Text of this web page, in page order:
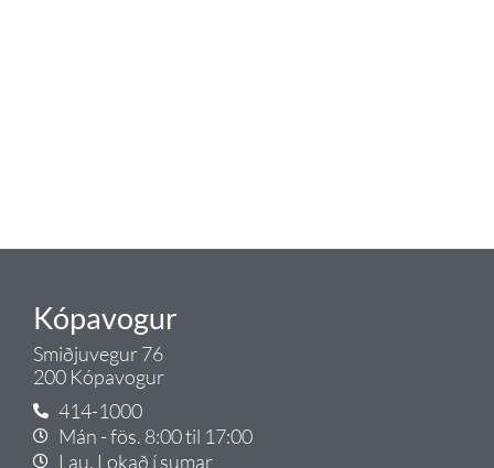
Kópavogur
Smiðjuvegur 76
200 Kópavogur
414-1000
Mán - fös. 8:00 til 17:00
Lau. Lokað í sumar